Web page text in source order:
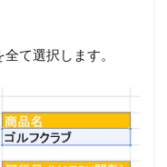
て選択します。